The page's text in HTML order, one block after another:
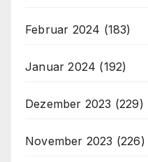
Februar 2024 (183)
Januar 2024 (192)
Dezember 2023 (229)
November 2023 (226)